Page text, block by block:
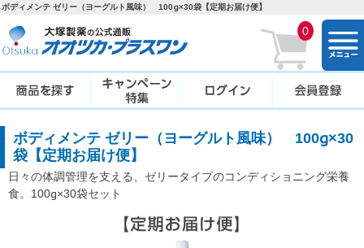
ボディメンテ ゼリー（ヨーグルト風味） 100g×30袋【定期お届け便】
0
ボディメンテ ゼリー（ヨーグルト風味） 100g×30
袋【定期お届け便】
日々の体調管理を支える、ゼリータイプのコンディショニング栄養
食。100g×30袋セット